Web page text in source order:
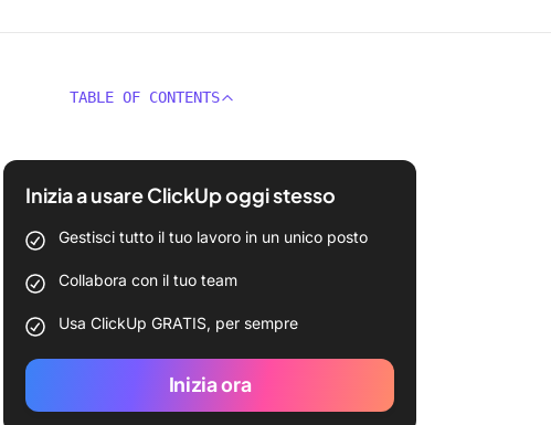
TABLE OF CONTENTS
Inizia a usare ClickUp oggi stesso
Gestisci tutto il tuo lavoro in un unico posto
Collabora con il tuo team
Usa ClickUp GRATIS, per sempre
Inizia ora